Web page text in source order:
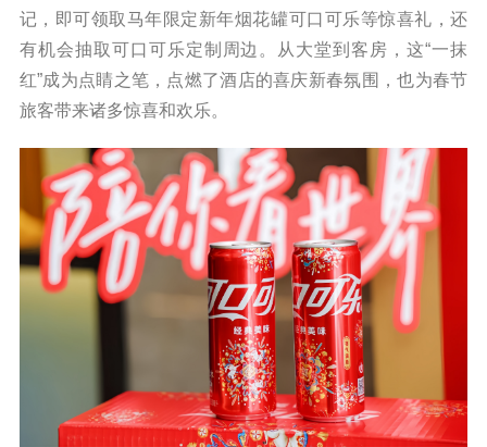
记，即可领取马年限定新年烟花罐可口可乐等惊喜礼，还
有机会抽取可口可乐定制周边。从大堂到客房，这“一抹
红”成为点睛之笔，点燃了酒店的喜庆新春氛围，也为春节
旅客带来诸多惊喜和欢乐。